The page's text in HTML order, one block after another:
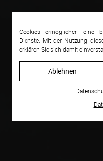
Cookies ermöglichen eine
Dienste. Mit der Nutzung
erklären Sie sich damit
Ablehnen